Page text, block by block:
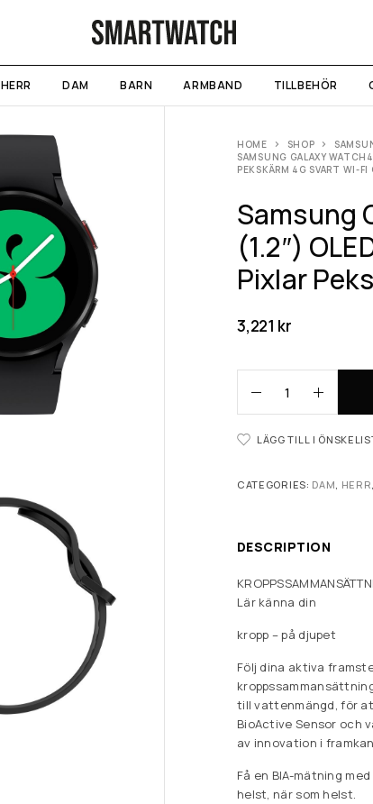
HERR DAM BARN ARMBAND TILLBEHÖR
HOME SHOP
SAMSUNG GALAXY
PEKSKÄRM 4G SVART WI-FI
Samsung
(1.2″)
Pixlar
3,221 kr
LÄGG TILL I
CATEGORIES: DAM, HERR,
DESCRIPTION
Lär känna din
kropp – på djupet
Följ dina aktiva
till vattenmängd, för
BioActive Sensor och
av innovation i
Få en BIA-mätning
helst, när som helst.